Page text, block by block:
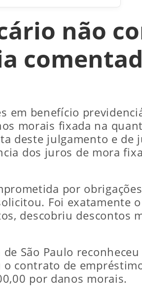
não
em benefício
morais fixada na
deste julgamento e de
dos juros de mora
por
Foi exatamente
descobriu descontos
São Paulo
contrato de
por danos morais.